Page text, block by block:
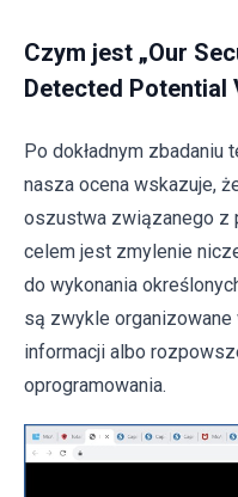
Czym jest „Our
Detected Potential
Po dokładnym
nasza ocena wskazuje,
oszustwa związanego z
celem jest zmylenie
do wykonania
są zwykle organizowane
informacji albo
oprogramowania.